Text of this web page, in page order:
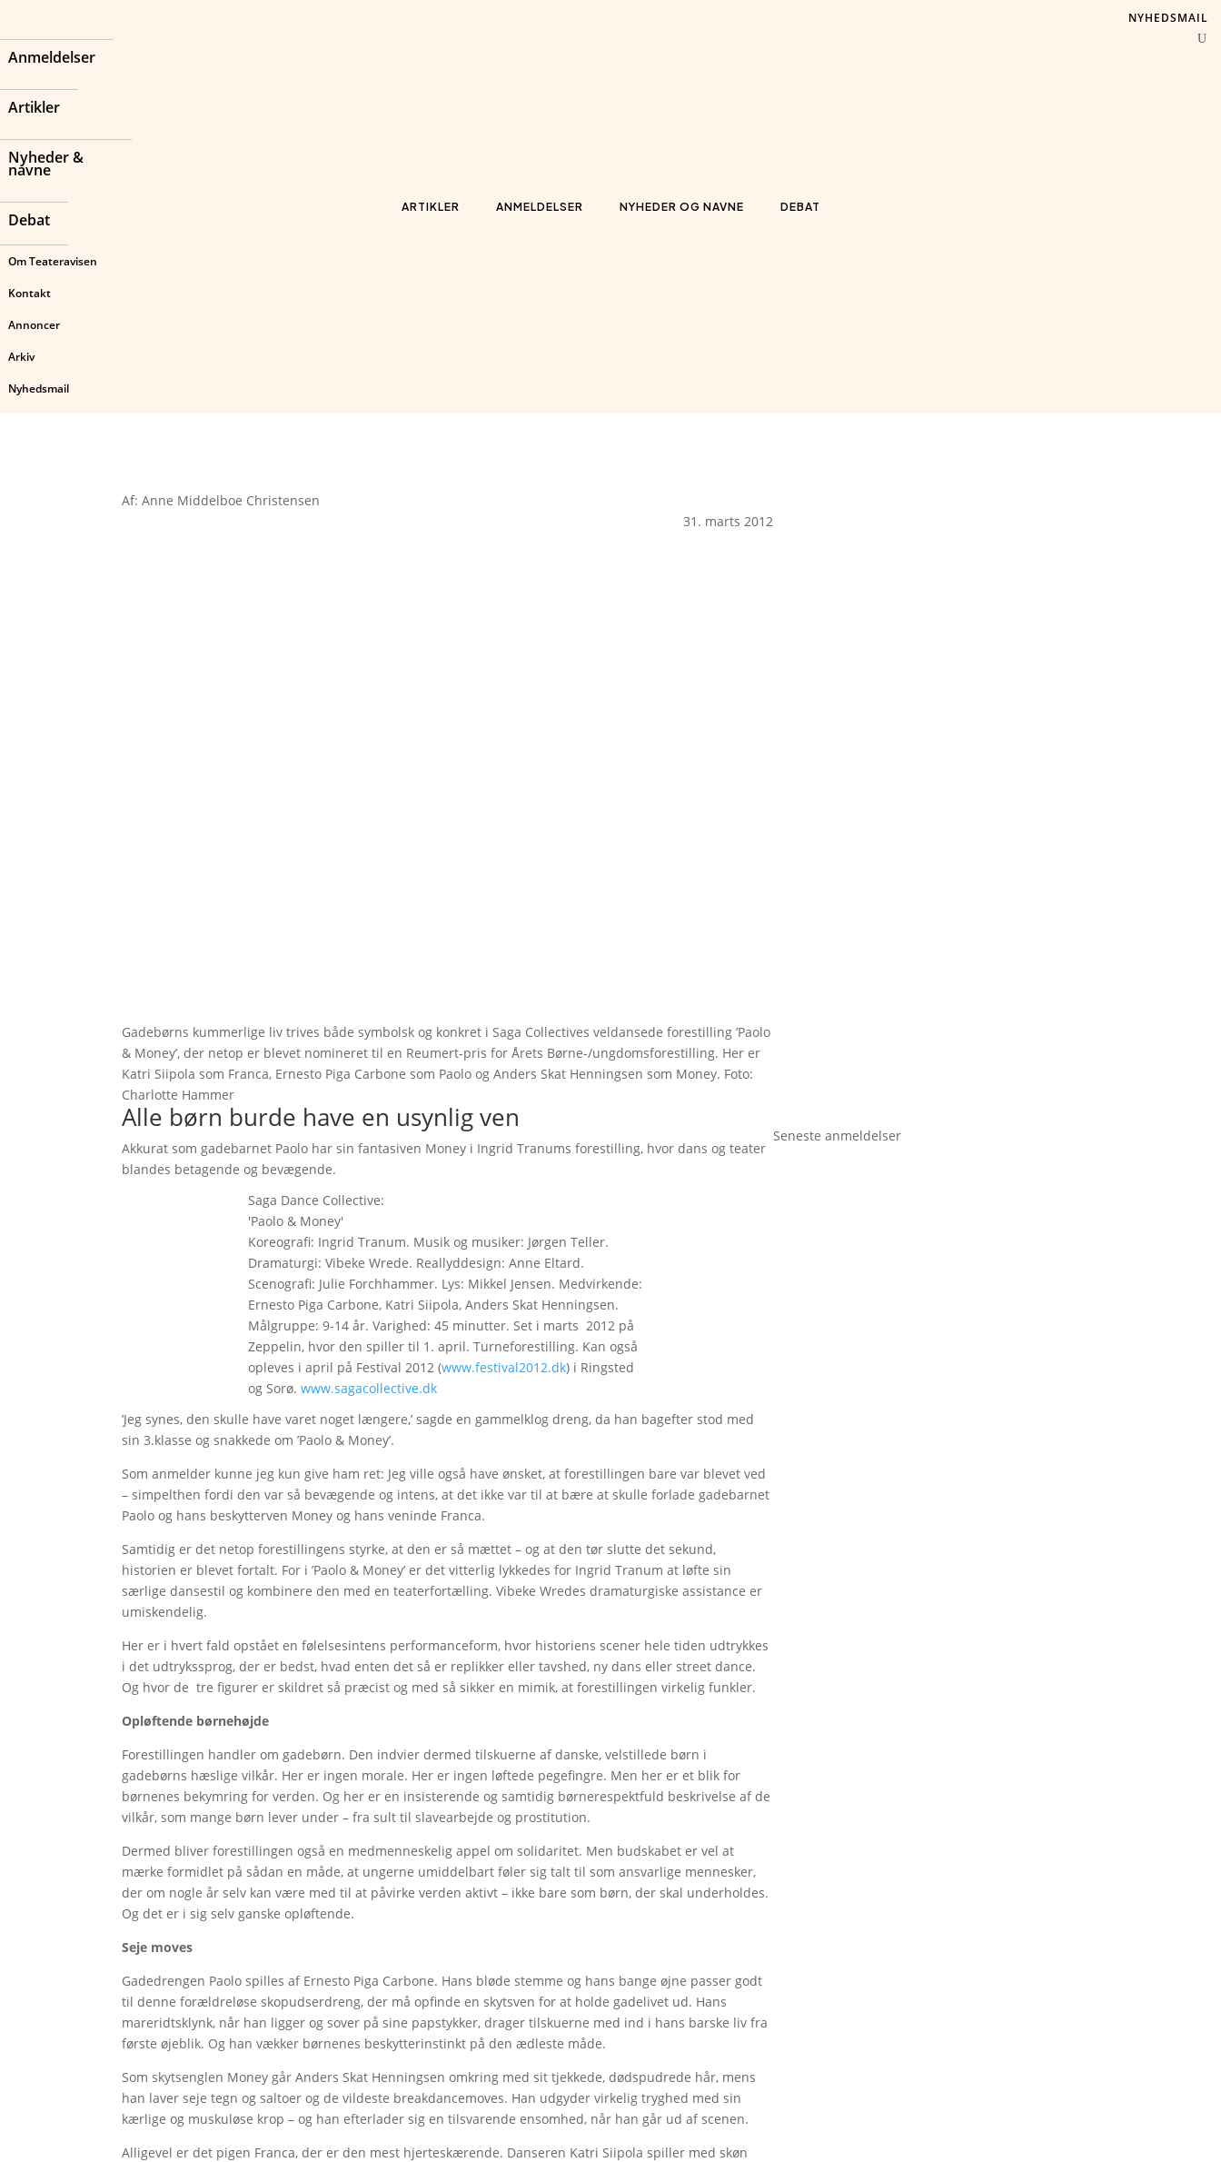
Anmeldelser
Artikler
Nyheder &
navne
Debat
Om Teateravisen
Kontakt
Annoncer
Arkiv
Nyhedsmail
ARTIKLER ANMELDELSER NYHEDER OG NAVNE DEBAT
NYHEDSMAIL
Af: Anne Middelboe Christensen
31. marts 2012
Gadebørns kummerlige liv trives både symbolsk og konkret i Saga Collectives veldansede forestilling ’Paolo
& Money’, der netop er blevet nomineret til en Reumert-pris for Årets Børne-/ungdomsforestilling. Her er
Katri Siipola som Franca, Ernesto Piga Carbone som Paolo og Anders Skat Henningsen som Money. Foto:
Charlotte Hammer
Alle børn burde have en usynlig ven
Akkurat som gadebarnet Paolo har sin fantasiven Money i Ingrid Tranums forestilling, hvor dans og teater
blandes betagende og bevægende.
Saga Dance Collective:
'Paolo & Money'
Koreografi: Ingrid Tranum. Musik og musiker: Jørgen Teller.
Dramaturgi: Vibeke Wrede. Reallyddesign: Anne Eltard.
Scenografi: Julie Forchhammer. Lys: Mikkel Jensen. Medvirkende:
Ernesto Piga Carbone, Katri Siipola, Anders Skat Henningsen.
Målgruppe: 9-14 år. Varighed: 45 minutter. Set i marts 2012 på
Zeppelin, hvor den spiller til 1. april. Turneforestilling. Kan også
opleves i april på Festival 2012 (www.festival2012.dk) i Ringsted
og Sorø. www.sagacollective.dk
’Jeg synes, den skulle have varet noget længere,’ sagde en gammelklog dreng, da han bagefter stod med
sin 3.klasse og snakkede om ’Paolo & Money’.
Som anmelder kunne jeg kun give ham ret: Jeg ville også have ønsket, at forestillingen bare var blevet ved
– simpelthen fordi den var så bevægende og intens, at det ikke var til at bære at skulle forlade gadebarnet
Paolo og hans beskytterven Money og hans veninde Franca.
Samtidig er det netop forestillingens styrke, at den er så mættet – og at den tør slutte det sekund,
historien er blevet fortalt. For i ’Paolo & Money’ er det vitterlig lykkedes for Ingrid Tranum at løfte sin
særlige dansestil og kombinere den med en teaterfortælling. Vibeke Wredes dramaturgiske assistance er
umiskendelig.
Her er i hvert fald opstået en følelsesintens performanceform, hvor historiens scener hele tiden udtrykkes
i det udtrykssprog, der er bedst, hvad enten det så er replikker eller tavshed, ny dans eller street dance.
Og hvor de tre figurer er skildret så præcist og med så sikker en mimik, at forestillingen virkelig funkler.
Opløftende børnehøjde
Forestillingen handler om gadebørn. Den indvier dermed tilskuerne af danske, velstillede børn i
gadebørns hæslige vilkår. Her er ingen morale. Her er ingen løftede pegefingre. Men her er et blik for
børnenes bekymring for verden. Og her er en insisterende og samtidig børnerespektfuld beskrivelse af de
vilkår, som mange børn lever under – fra sult til slavearbejde og prostitution.
Dermed bliver forestillingen også en medmenneskelig appel om solidaritet. Men budskabet er vel at
mærke formidlet på sådan en måde, at ungerne umiddelbart føler sig talt til som ansvarlige mennesker,
der om nogle år selv kan være med til at påvirke verden aktivt – ikke bare som børn, der skal underholdes.
Og det er i sig selv ganske opløftende.
Seje moves
Gadedrengen Paolo spilles af Ernesto Piga Carbone. Hans bløde stemme og hans bange øjne passer godt
til denne forældreløse skopudserdreng, der må opfinde en skytsven for at holde gadelivet ud. Hans
mareridtsklynk, når han ligger og sover på sine papstykker, drager tilskuerne med ind i hans barske liv fra
første øjeblik. Og han vækker børnenes beskytterinstinkt på den ædleste måde.
Som skytsenglen Money går Anders Skat Henningsen omkring med sit tjekkede, dødspudrede hår, mens
han laver seje tegn og saltoer og de vildeste breakdancemoves. Han udgyder virkelig tryghed med sin
kærlige og muskuløse krop – og han efterlader sig en tilsvarende ensomhed, når han går ud af scenen.
Alligevel er det pigen Franca, der er den mest hjerteskærende. Danseren Katri Siipola spiller med skøn
Seneste anmeldelser